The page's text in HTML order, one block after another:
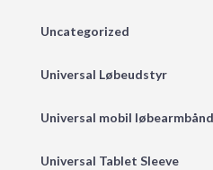
Uncategorized
Universal Løbeudstyr
Universal mobil
Universal Tablet Sleeve